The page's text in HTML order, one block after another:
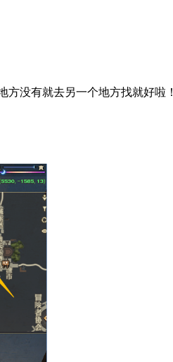
没有就去另一个地方找就好啦！